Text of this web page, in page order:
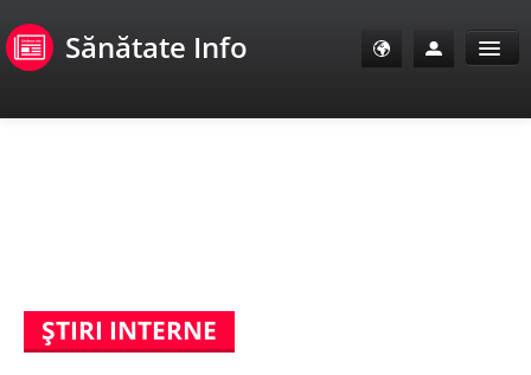
Sănătate Info
E-Sănătate Pacienți
ŞTIRI INTERNE